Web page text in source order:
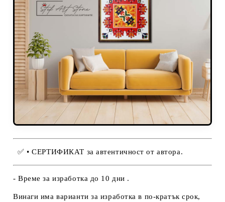
✅ • СЕРТИФИКАТ за автентичност от автора.
- Време за изработка до 10 дни .
Винаги има варианти за изработка в по-кратък срок,